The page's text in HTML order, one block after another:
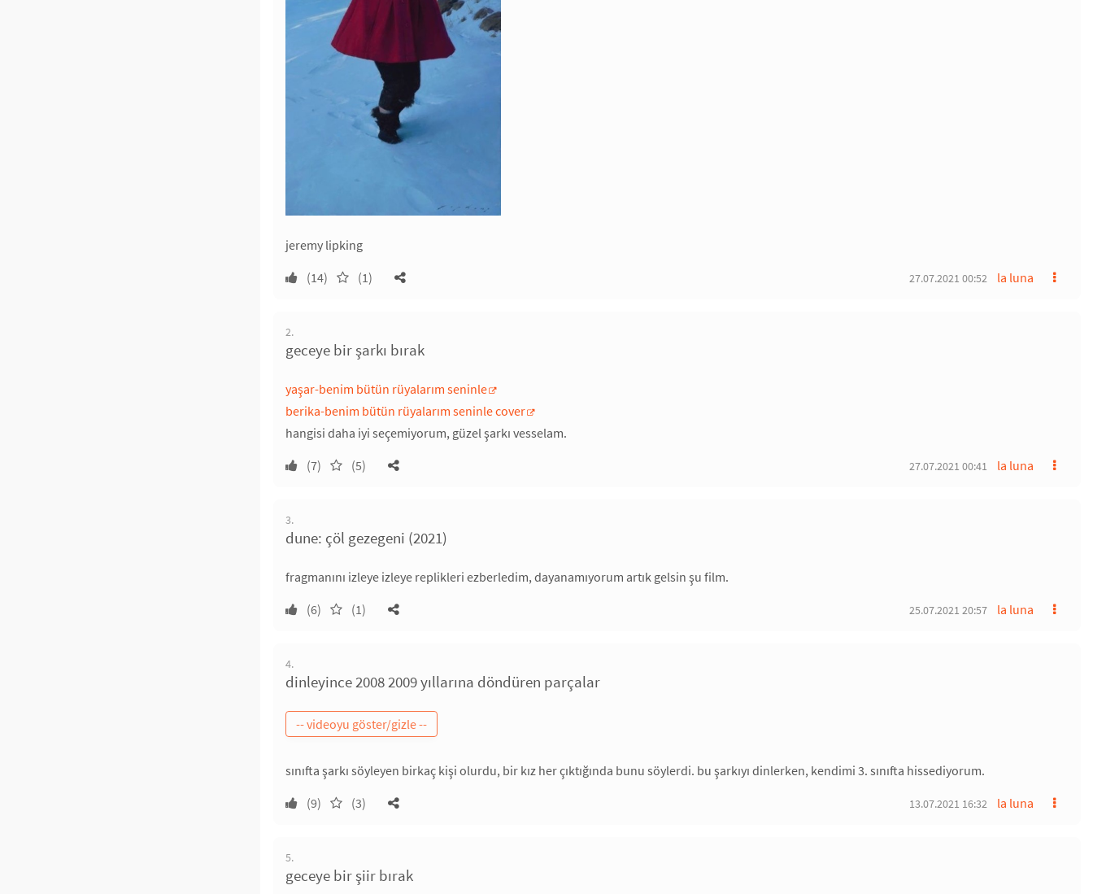
jeremy lipking
(14)
(1) la luna
27.07.2021 00:52
2.
geceye bir şarkı bırak
yaşar-benim bütün rüyalarım seninle
berika-benim bütün rüyalarım seninle cover
hangisi daha iyi seçemiyorum, güzel şarkı vesselam.
(7)
(5) la luna
27.07.2021 00:41
3.
dune: çöl gezegeni (2021)
fragmanını izleye izleye replikleri ezberledim, dayanamıyorum artık gelsin şu film.
(6)
(1) la luna
25.07.2021 20:57
4.
dinleyince 2008 2009 yıllarına döndüren parçalar
sınıfta şarkı söyleyen birkaç kişi olurdu, bir kız her çıktığında bunu söylerdi. bu şarkıyı dinlerken, kendimi 3. sınıfta hissediyorum.
(9)
(3) la luna
13.07.2021 16:32
5.
geceye bir şiir bırak